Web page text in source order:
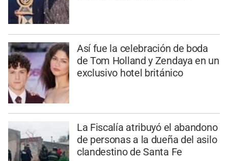
Así fue la celebración de boda
de Tom Holland y Zendaya en un
exclusivo hotel británico
La Fiscalía atribuyó el abandono
de personas a la dueña del asilo
clandestino de Santa Fe